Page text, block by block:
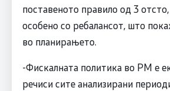
поставеното правило од 3
особено со ребалансот, што
во планирањето.
-Фискалната политика во РМ е
речиси сите анализирани